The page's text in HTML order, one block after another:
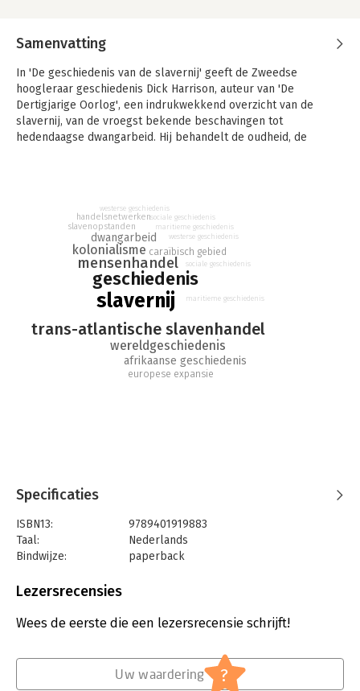
Samenvatting
In 'De geschiedenis van de slavernij' geeft de Zweedse
hoogleraar geschiedenis Dick Harrison, auteur van 'De
Dertigjarige Oorlog', een indrukwekkend overzicht van de
slavernij, van de vroegst bekende beschavingen tot
hedendaagse dwangarbeid. Hij behandelt de oudheid, de
met fragmenten uit dagboeken en brieven, waardoor hij het
menselijke aspect benadrukt. Speciaal voor de
Nederlandstalige editie voegde hij hoofdstukken toe over
Congo, Indonesië en Suriname. 'De geschiedenis van de
slavernij' is een magistraal boek over een van de zwartste
bladzijden uit de menselijke geschiedenis.
slavernij
geschiedenis
trans-atlantische slavenhandel
mensenhandel
wereldgeschiedenis
kolonialisme
dwangarbeid
afrikaanse geschiedenis
caraïbisch gebied
europese expansie
slavenopstanden
handelsnetwerken
westerse geschiedenis
sociale geschiedenis
maritieme geschiedenis
westerse geschiedenis
sociale geschiedenis
maritieme geschiedenis
Specificaties
ISBN13:
9789401919883
Taal:
Nederlands
Bindwijze:
paperback
Uitgever:
Verschijningsdatum:
8-6-2023
Lezersrecensies
Wees de eerste die een lezersrecensie schrijft!
Uw waardering ?